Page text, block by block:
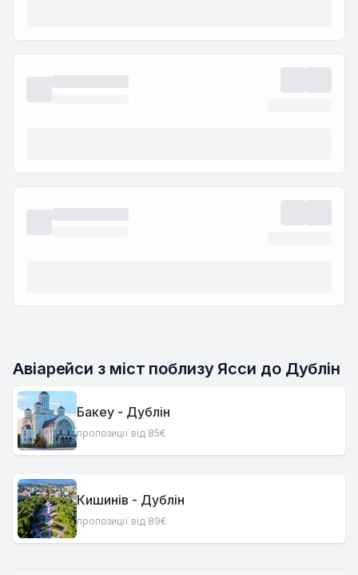
Авіарейси з міст поблизу Ясси до Дублін
Бакеу - Дублін
пропозиції від 85€
Кишинів - Дублін
пропозиції від 89€